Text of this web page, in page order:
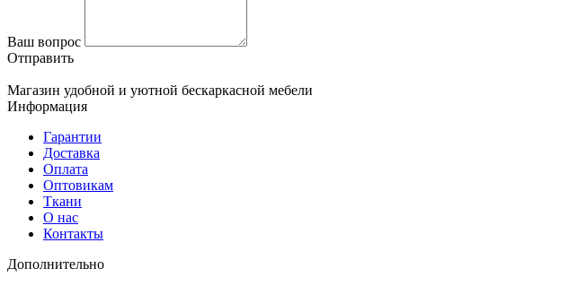
Ваш вопрос
Отправить
Магазин удобной и уютной бескаркасной мебели
Информация
Гарантии
Доставка
Оплата
Оптовикам
Ткани
О нас
Контакты
Дополнительно